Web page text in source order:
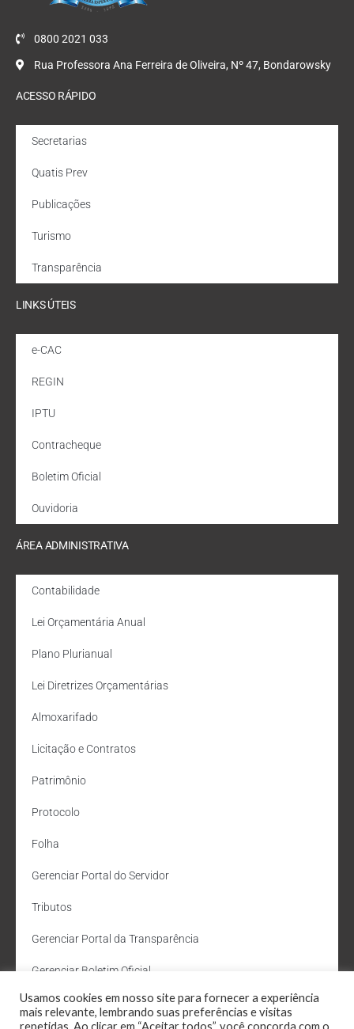
0800 2021 033
Rua Professora Ana Ferreira de Oliveira, Nº 47, Bondarowsky
ACESSO RÁPIDO
Secretarias
Quatis Prev
Publicações
Turismo
Transparência
LINKS ÚTEIS
e-CAC
REGIN
IPTU
Contracheque
Boletim Oficial
Ouvidoria
ÁREA ADMINISTRATIVA
Contabilidade
Lei Orçamentária Anual
Plano Plurianual
Lei Diretrizes Orçamentárias
Almoxarifado
Licitação e Contratos
Patrimônio
Protocolo
Folha
Gerenciar Portal do Servidor
Tributos
Gerenciar Portal da Transparência
Gerenciar Boletim Oficial
Departamento de Água e Esgoto
Usamos cookies em nosso site para fornecer a experiência
mais relevante, lembrando suas preferências e visitas
repetidas. Ao clicar em “Aceitar todos”, você concorda com o